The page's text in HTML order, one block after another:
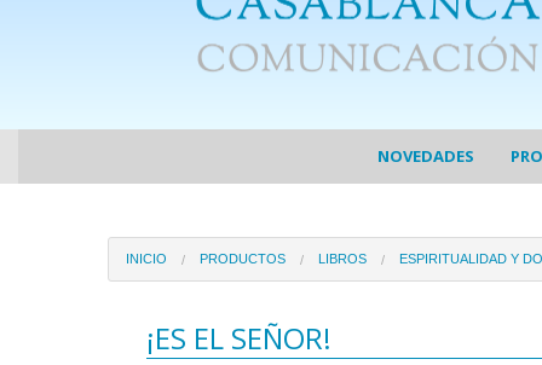
NOVEDADES
INICIO PRODUCTOS LIBROS ESPIRITUALIDAD Y
¡ES EL SEÑOR!